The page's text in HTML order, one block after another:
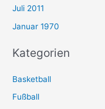
Juli 2011
Januar 1970
Kategorien
Basketball
Fußball